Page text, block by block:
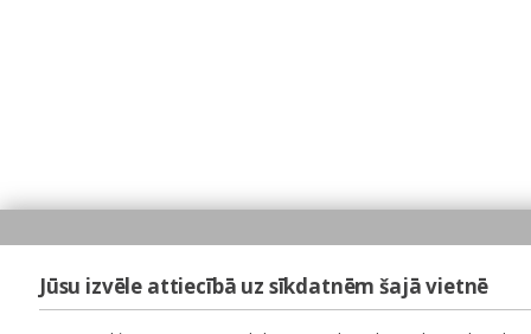
Jūsu izvēle attiecībā uz sīkdatnēm šajā vietnē